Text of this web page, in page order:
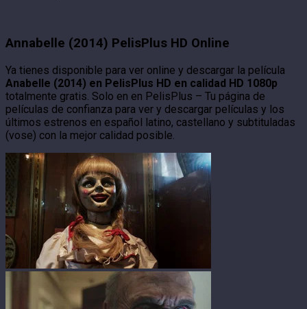
Annabelle (2014) PelisPlus HD Online
Ya tienes disponible para ver online y descargar la película
Anabelle (2014) en PelisPlus HD en calidad HD 1080p
totalmente gratis. Solo en en PelisPlus – Tu página de
películas de confianza para ver y descargar películas y los
últimos estrenos en español latino, castellano y subtituladas
(vose) con la mejor calidad posible.